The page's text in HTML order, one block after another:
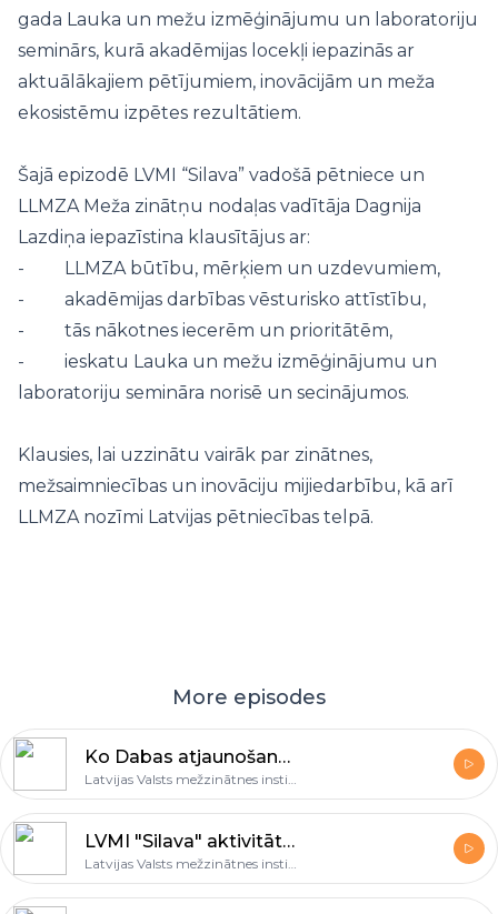
gada Lauka un mežu izmēģinājumu un laboratoriju
seminārs, kurā akadēmijas locekļi iepazinās ar
aktuālākajiem pētījumiem, inovācijām un meža
ekosistēmu izpētes rezultātiem.
Šajā epizodē LVMI “Silava” vadošā pētniece un
LLMZA Meža zinātņu nodaļas vadītāja Dagnija
Lazdiņa iepazīstina klausītājus ar:
- LLMZA būtību, mērķiem un uzdevumiem,
- akadēmijas darbības vēsturisko attīstību,
- tās nākotnes iecerēm un prioritātēm,
- ieskatu Lauka un mežu izmēģinājumu un
laboratoriju semināra norisē un secinājumos.
Klausies, lai uzzinātu vairāk par zinātnes,
mežsaimniecības un inovāciju mijiedarbību, kā arī
LLMZA nozīmi Latvijas pētniecības telpā.
More episodes
Ko Dabas atjaunošanas regula nozīmē Latvijas mežiem?
Latvijas Valsts mežzinātnes institūts "Silava"
LVMI "Silava" aktivitātes LLMZA ietvaros
Latvijas Valsts mežzinātnes institūts "Silava"